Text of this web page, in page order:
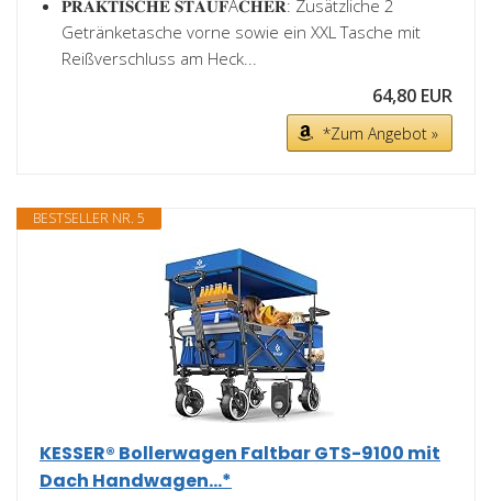
𝐏𝐑𝐀𝐊𝐓𝐈𝐒𝐂𝐇𝐄 𝐒𝐓𝐀𝐔𝐅Ä𝐂𝐇𝐄𝐑: Zusätzliche 2
Getränketasche vorne sowie ein XXL Tasche mit
Reißverschluss am Heck...
64,80 EUR
*Zum Angebot »
BESTSELLER NR. 5
KESSER® Bollerwagen Faltbar GTS-9100 mit
Dach Handwagen...*